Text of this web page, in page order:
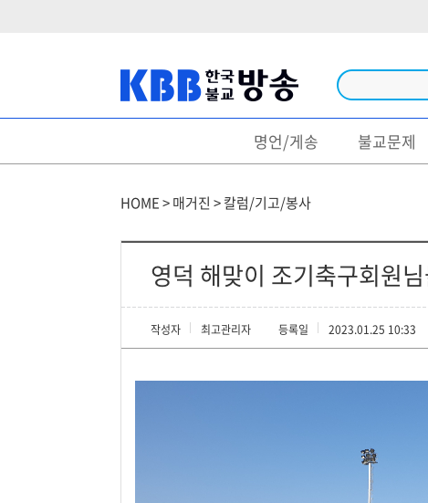
방송
법문/강좌
특집/다큐
불경/독송
생활불교
명언/게송 불교문제
HOME > 매거진 > 칼럼/기고/봉사
영덕 해맞이 조기축구회원
작성자 최고관리자 등록일 2023.01.25 10:33